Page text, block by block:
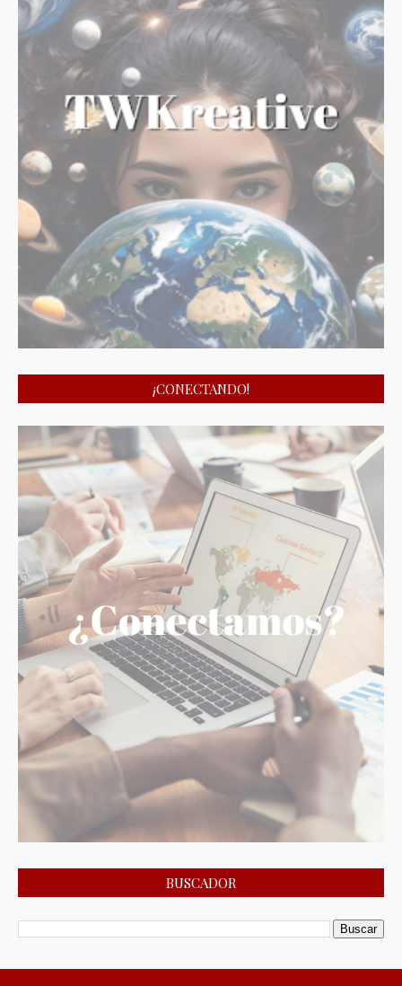
¡CONECTANDO!
BUSCADOR